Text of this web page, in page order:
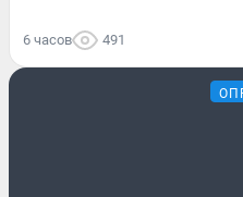
6 часов 491